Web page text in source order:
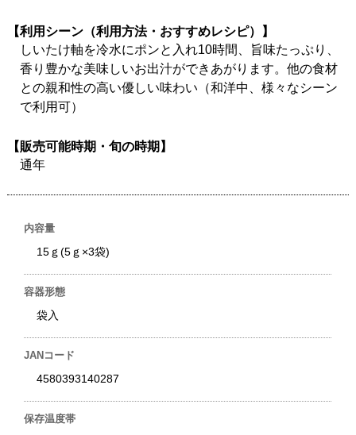
【利用シーン（利用方法・おすすめレシピ）】
しいたけ軸を冷水にポンと入れ10時間、旨味たっぷり、
香り豊かな美味しいお出汁ができあがります。他の食材
との親和性の高い優しい味わい（和洋中、様々なシーン
で利用可）
【販売可能時期・旬の時期】
通年
内容量
15ｇ(5ｇ×3袋)
容器形態
袋入
JANコード
4580393140287
保存温度帯